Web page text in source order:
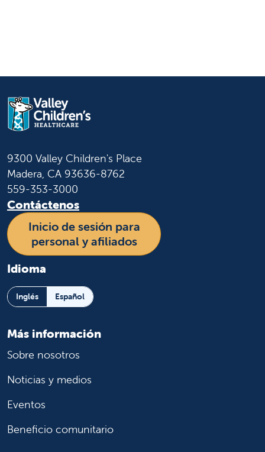
9300 Valley Children's Place
Madera, CA 93636-8762
559-353-3000
Contáctenos
Inicio de sesión para
personal y afiliados
Idioma
Inglés Español
Más información
Sobre nosotros
Noticias y medios
Eventos
Beneficio comunitario